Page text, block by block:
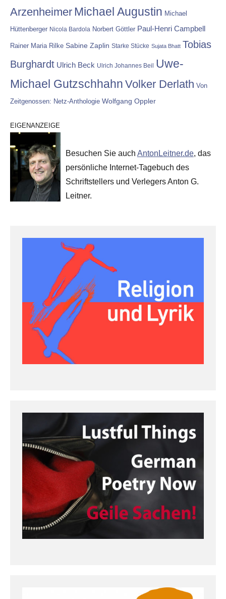
Arzenheimer Michael Augustin Michael
Hüttenberger Nicola Bardola Norbert Göttler Paul-Henri Campbell
Rainer Maria Rilke Sabine Zaplin Starke Stücke Sujata Bhatt Tobias
Burghardt Ulrich Beck Ulrich Johannes Beil
Uwe-
Michael Gutzschhahn Volker Derlath Von
Zeitgenossen: Netz-Anthologie Wolfgang Oppler
EIGENANZEIGE
Besuchen Sie auch AntonLeitner.de, das
persönliche Internet-Tagebuch des
Schriftstellers und Verlegers Anton G.
Leitner.